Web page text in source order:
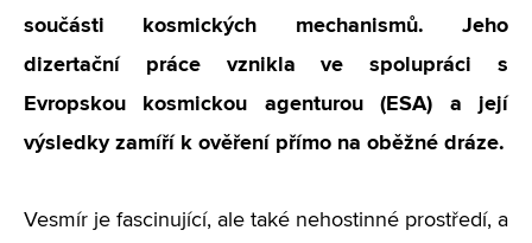
součásti kosmických mechanismů. Jeho
dizertační práce vznikla ve spolupráci s
Evropskou kosmickou agenturou (ESA) a její
výsledky zamíří k ověření přímo na oběžné dráze.
Vesmír je fascinující, ale také nehostinné prostředí, a